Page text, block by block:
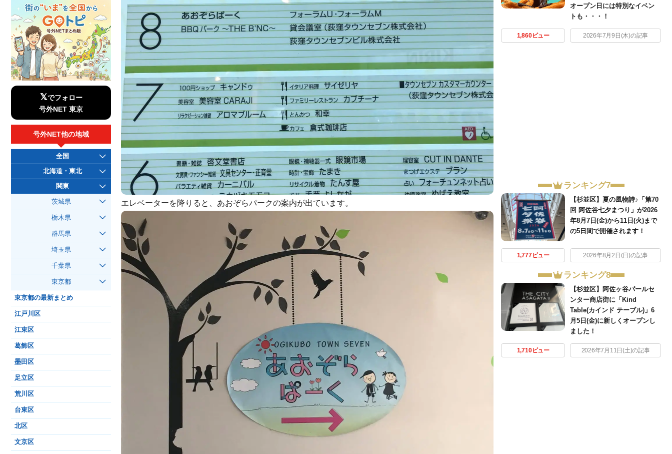
エレベーターを降りると、あおぞらパークの案内が出ています。
オープン日には特別なイベン
トも・・・！
1,860ビュー 2026年7月9日(木)の記事
ランキング7
【杉並区】夏の風物詩♪「第70
回 阿佐谷七夕まつり」が2026
年8月7日(金)から11日(火)まで
の5日間で開催されます！
1,777ビュー 2026年8月2日(日)の記事
ランキング8
【杉並区】阿佐ヶ谷パールセ
ンター商店街に「Kind
Table(カインド テーブル)」6
月5日(金)に新しくオープンし
ました！
1,710ビュー 2026年7月11日(土)の記事
𝕏でフォロー
号外NET 東京
号外NET他の地域
全国
北海道・東北
関東
茨城県
栃木県
群馬県
埼玉県
千葉県
東京都
東京都の最新まとめ
江戸川区
江東区
葛飾区
墨田区
足立区
荒川区
台東区
北区
文京区